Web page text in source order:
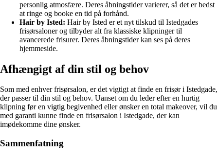
personlig atmosfære. Deres åbningstider varierer, så det er bedst
at ringe og booke en tid på forhånd.
Hair by Isted: Hair by Isted er et nyt tilskud til Istedgades
frisørsaloner og tilbyder alt fra klassiske klipninger til
avancerede frisurer. Deres åbningstider kan ses på deres
hjemmeside.
Afhængigt af din stil og behov
Som med enhver frisørsalon, er det vigtigt at finde en frisør i Istedgade,
der passer til din stil og behov. Uanset om du leder efter en hurtig
klipning før en vigtig begivenhed eller ønsker en total makeover, vil du
med garanti kunne finde en frisørsalon i Istedgade, der kan
imødekomme dine ønsker.
Sammenfatning